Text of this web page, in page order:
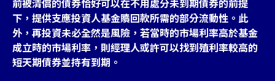
前被清償的債券恰好可以在不用處分未到期債券的前提
下，提供支應投資人基金贖回款所需的部分流動性。此
外，再投資未必全然是風險，若當時的市場利率高於基金
成立時的市場利率，則經理人或許可以找到殖利率較高的
短天期債券並持有到期。